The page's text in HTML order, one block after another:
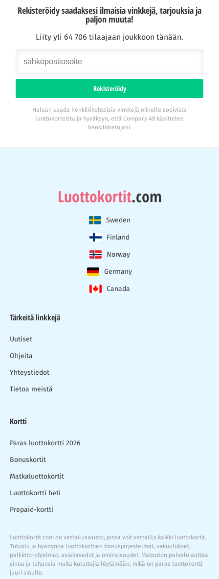
Rekisteröidy saadaksesi ilmaisia vinkkejä, tarjouksia ja
paljon muuta!
Liity yli 64 706 tilaajaan joukkoon tänään.
Rekisteröidy
Haluan saada henkilökohtaisia vinkkejä minulle sopivista
luottokorteista ja hyväksyn, että Compary AB käsittelee
henkilötietojani.
Luottokortit.com
Sweden
Finland
Norway
Germany
Canada
Tärkeitä linkkejä
Uutiset
Ohjeita
Yhteystiedot
Tietoa meistä
Kortti
Paras luottokortti 2026
Bonuskortit
Matkaluottokortit
Luottokortti heti
Prepaid-kortti
Luottokortit.com on vertailusivusto, jossa voit vertailla kaikki luottokortit.
Tutustu ja hyödynnä luottokorttien bonusjärjestelmät, vakuutukset,
palkinto-ohjelmat, asiakasedut ja ominaisuudet. Maksuton palvelu auttaa
sinua ja tuhansia muita kuluttajia löytämään, mikä on paras luottokortti
juuri sinulle.